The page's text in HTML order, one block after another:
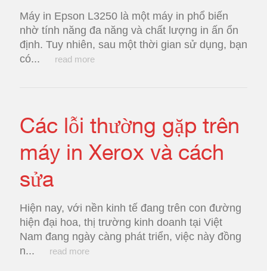
Máy in Epson L3250 là một máy in phổ biến
nhờ tính năng đa năng và chất lượng in ấn ổn
định. Tuy nhiên, sau một thời gian sử dụng, bạn
có...
read more
Các lỗi thường gặp trên
máy in Xerox và cách
sửa
Hiện nay, với nền kinh tế đang trên con đường
hiện đại hoa, thị trường kinh doanh tại Việt
Nam đang ngày càng phát triển, việc này đồng
n...
read more